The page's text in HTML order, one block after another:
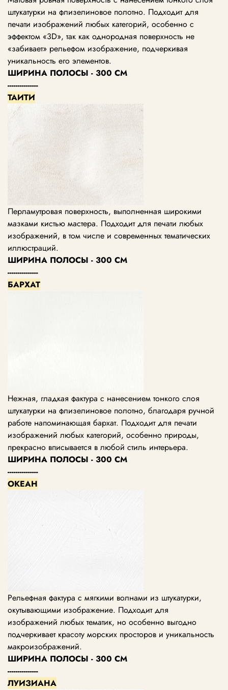
штукатурки на флизелиновое полотно. Подходит для
печати изображений любых категорий, особенно с
эффектом «3D», так как однородная поверхность не
«забивает» рельефом изображение, подчеркивая
уникальность его элементов.
ШИРИНА ПОЛОСЫ - 300 СМ
---------------
ТАИТИ
Перламутровая поверхность, выполненная широкими
мазками кистью мастера. Подходит для печати любых
изображений, в том числе и современных тематических
иллюстраций.
ШИРИНА ПОЛОСЫ - 300 СМ
---------------
БАРХАТ
Нежная, гладкая фактура с нанесением тонкого слоя
штукатурки на флизелиновое полотно, благодаря ручной
работе напоминающая бархат. Подходит для печати
изображений любых категорий, особенно природы,
прекрасно вписывается в любой стиль интерьера.
ШИРИНА ПОЛОСЫ - 300 СМ
---------------
ОКЕАН
Рельефная фактура с мягкими волнами из штукатурки,
окутывающими изображение. Подходит для
изображений любых тематик, но особенно выгодно
подчеркивает красоту морских просторов и уникальность
макроизображений.
ШИРИНА ПОЛОСЫ - 300 СМ
---------------
ЛУИЗИАНА